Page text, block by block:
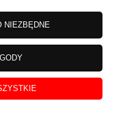
i BLIK przeprowadzane
NIEZBĘDNE